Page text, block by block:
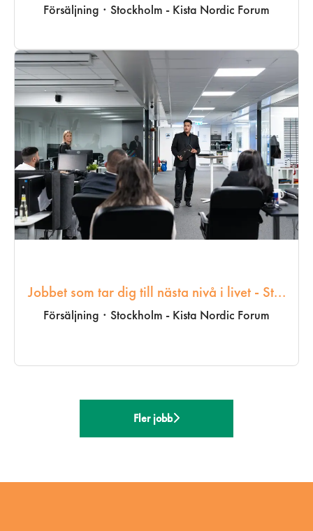
Försäljning · Stockholm - Kista Nordic Forum
Jobbet som tar dig till nästa nivå i livet - St...
Försäljning · Stockholm - Kista Nordic Forum
Fler jobb